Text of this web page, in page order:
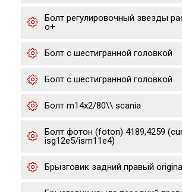
Болт регулировочный звезды
o+
Болт с шестигранной головкой
Болт с шестигранной головкой
Болт m14x2/80\\ scania
Болт фотон (foton) 4189,4259
isg12e5/ism11e4)
Брызговик задний правый